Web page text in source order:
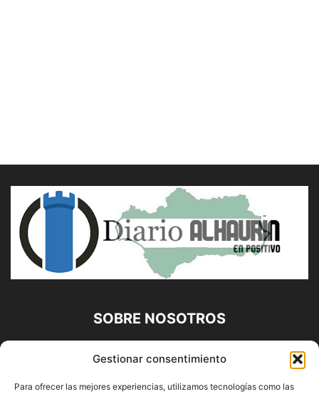
Gestionar consentimiento
Para ofrecer las mejores experiencias, utilizamos tecnologías como las
SOBRE NOSOTROS
Diario Alhaurín (www.alhaurindelatorre.com) Propiedad de
Francisco E. López López | 639 95 71 95 | Noticias de
Alhaurín de la Torre, Málaga y Provincia|